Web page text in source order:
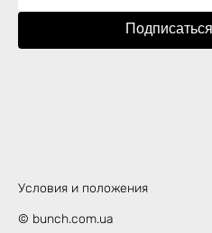
Подписаться
Условия и положения
© bunch.com.ua